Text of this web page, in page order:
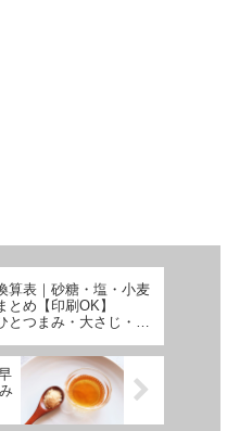
算表｜砂糖・塩・小麦
とめ【印刷OK】
とつまみ・大さじ・小